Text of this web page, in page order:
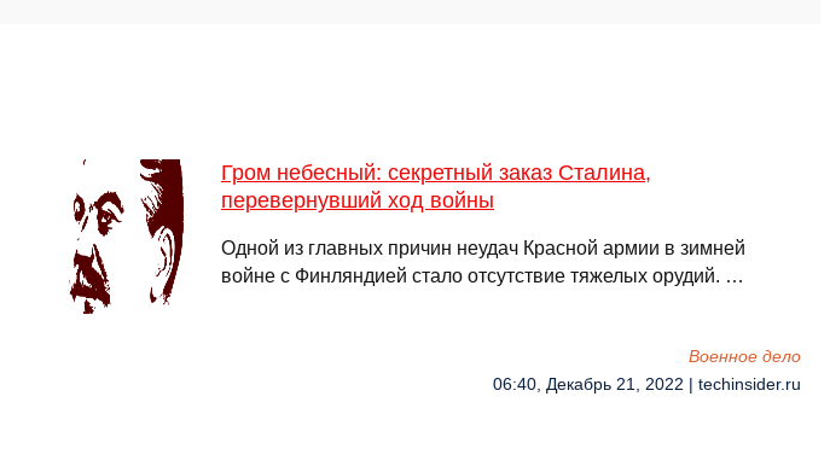
Гром небесный: секретный заказ Сталина,
перевернувший ход войны
Одной из главных причин неудач Красной армии в зимней
войне с Финляндией стало отсутствие тяжелых орудий. …
Военное дело
06:40, Декабрь 21, 2022 | techinsider.ru